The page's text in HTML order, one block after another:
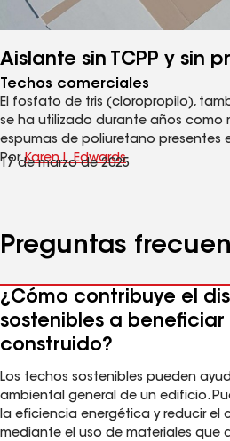
Aislante sin TCPP y sin
Techos comerciales
El fosfato de tris (cloropropilo),
se ha utilizado durante años como
espumas de poliuretano presentes
PorKaren L. Edwards
17 de marzo de 2025
Preguntas
¿Cómo contribuye el
sostenibles a beneficiar
construido?
Los techos sostenibles pueden
ambiental general de un edificio.
la eficiencia energética y reducir el
mediante el uso de materiales que